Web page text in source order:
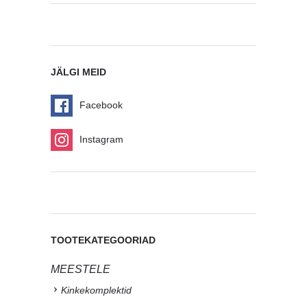
JÄLGI MEID
Facebook
Instagram
TOOTEKATEGOORIAD
MEESTELE
Kinkekomplektid